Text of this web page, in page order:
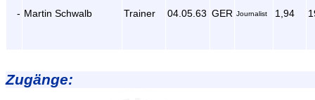
- Martin Schwalb Trainer 04.05.63 GER Journalist 1,94
Zugänge: